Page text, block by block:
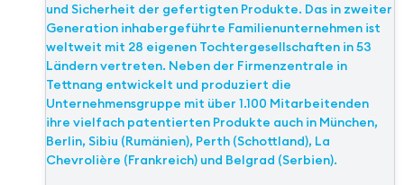
und Sicherheit der gefertigten Produkte. Das in zweiter
Generation inhabergeführte Familienunternehmen ist
weltweit mit 28 eigenen Tochtergesellschaften in 53
Ländern vertreten. Neben der Firmenzentrale in
Tettnang entwickelt und produziert die
Unternehmensgruppe mit über 1.100 Mitarbeitenden
ihre vielfach patentierten Produkte auch in München,
Berlin, Sibiu (Rumänien), Perth (Schottland), La
Chevrolière (Frankreich) und Belgrad (Serbien).